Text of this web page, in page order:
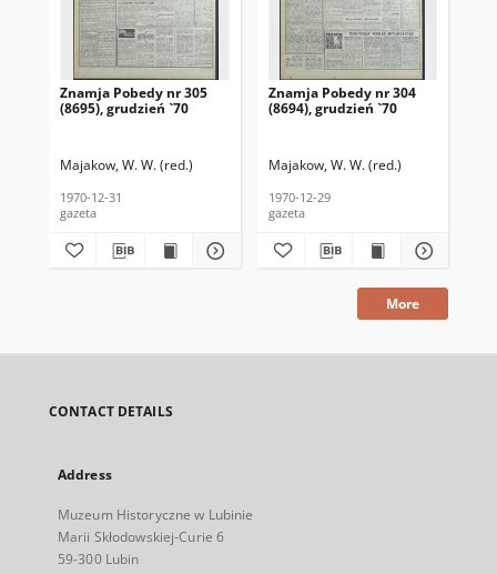
Znamja Pobedy nr 305
(8695), grudzień `70
Majakow, W. W. (red.)
1970-12-31
gazeta
Znamja Pobedy nr 304
(8694), grudzień `70
Majakow, W. W. (red.)
1970-12-29
gazeta
More
CONTACT DETAILS
Address
Muzeum Historyczne w Lubinie
Marii Skłodowskiej-Curie 6
59-300 Lubin